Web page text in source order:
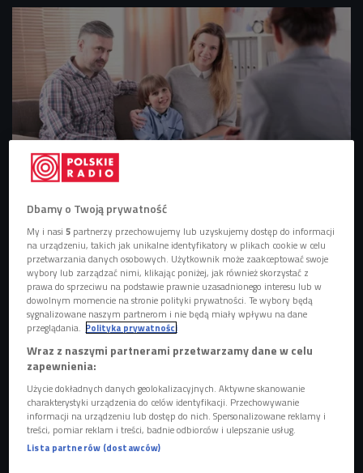
Dbanie o zdrowie psychiczne młodych ludzi (Młode Głowy w
"Młode Głowy"
- "Młode Głowy" to wspaniały projekt i wspaniała kampania,
która dwa lata temu zaczęła zmieniać polską
rzeczywistość. Po raz pierwszy sprawiła, że tyle młodych
osób zaczęło mówić o zdrowiu psychicznym - mówi
Dominik Kuc, aktywista i ambasador projektu.
POSŁUCHAJ
Dominik Kuc o zdrowiu psychicznym i projekcie Młode
Głowy (Młode Głowy w Czwórce/Czwórka)
Dbamy o Twoją prywatność
My i nasi5 partnerzy przechowujemy lub uzyskujemy dostęp do informacji
na urządzeniu, takich jak unikalne identyfikatory w plikach cookie w celu
przetwarzania danych osobowych. Użytkownik może zaakceptować swoje
wybory lub zarządzać nimi, klikając poniżej, jak również skorzystać z
prawa do sprzeciwu na podstawie prawnie uzasadnionego interesu lub w
dowolnym momencie na stronie polityki prywatności. Te wybory będą
sygnalizowane naszym partnerom i nie będą miały wpływu na dane
przeglądania. Polityka prywatności
Wraz z naszymi partnerami przetwarzamy dane w celu
zapewnienia:
Użycie dokładnych danych geolokalizacyjnych. Aktywne skanowanie
charakterystyki urządzenia do celów identyfikacji. Przechowywanie
informacji na urządzeniu lub dostęp do nich. Spersonalizowane reklamy i
treści, pomiar reklam i treści, badnie odbiorców i ulepszanie usług.
Lista partnerów (dostawców)